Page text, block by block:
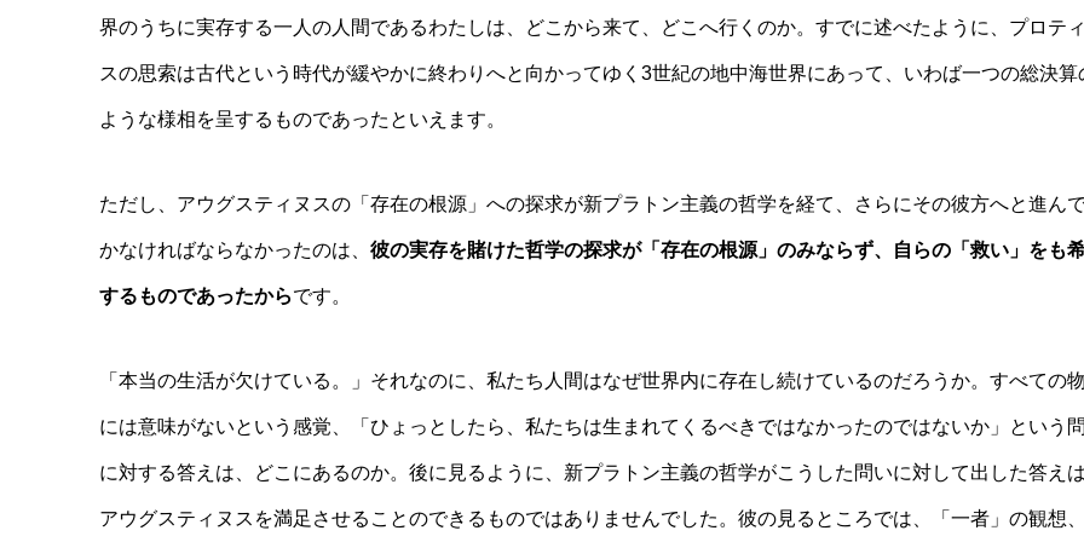
界のうちに実存する一人の人間であるわたしは、どこから来て、どこへ行くのか。すでに述べたように、プロテ
スの思索は古代という時代が緩やかに終わりへと向かってゆく3世紀の地中海世界にあって、いわば一つの総決算
ような様相を呈するものであったといえます。
ただし、アウグスティヌスの「存在の根源」への探求が新プラトン主義の哲学を経て、さらにその彼方へと進ん
かなければならなかったのは、 彼の実存を賭けた哲学の探求が「存在の根源」のみならず、自らの「救い」をも
するものであったからです。
「本当の生活が欠けている。」それなのに、私たち人間はなぜ世界内に存在し続けているのだろうか。すべての
には意味がないという感覚、「ひょっとしたら、私たちは生まれてくるべきではなかったのではないか」という
に対する答えは、どこにあるのか。後に見るように、新プラトン主義の哲学がこうした問いに対して出した答えは
アウグスティヌスを満足させることのできるものではありませんでした。彼の見るところでは、「一者」の観想